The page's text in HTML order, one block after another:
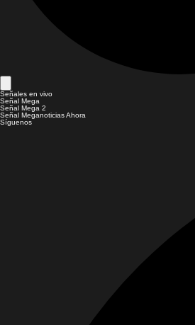
Señales en vivo
Señal Mega
Señal Mega 2
Señal Meganoticias Ahora
Síguenos